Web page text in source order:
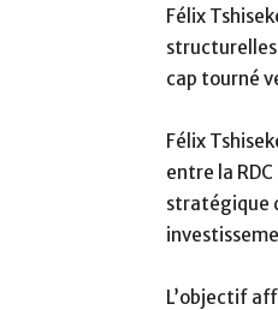
Félix
cap tourné
Félix
entre la
stratégique
L’objectif